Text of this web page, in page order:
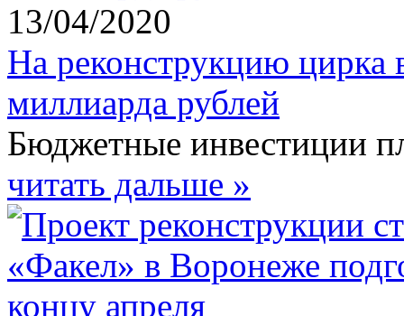
13/04/2020
На реконструкцию цирка
миллиарда рублей
Бюджетные инвестиции
читать дальше »